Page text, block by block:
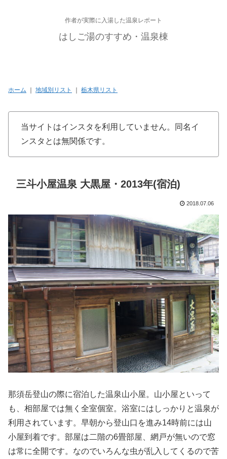
作者が実際に入湯した温泉レポート
はしご湯のすすめ・温泉棟
ホーム 地域別リスト 栃木県リスト
当サイトはインスタを利用していません。同名イ
ンスタとは無関係です。
三斗小屋温泉 大黒屋・2013年(宿泊)
2018.07.06
那須岳登山の際に宿泊した温泉山小屋。山小屋といって
も、相部屋では無く全室個室。浴室にはしっかりと温泉が
利用されています。早朝から登山口を進み14時前には山
小屋到着です。部屋は二階の6畳部屋、網戸が無いので窓
は常に全開です。なのでいろんな虫が乱入してくるので苦